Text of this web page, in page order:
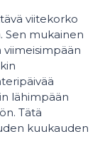
viitekorko
Sen mukainen
lähimpään
Tätä
kuukauden